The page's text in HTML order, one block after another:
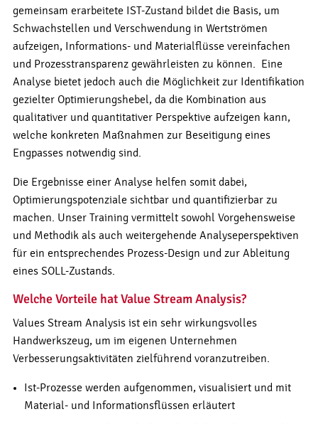
gemeinsam erarbeitete IST-Zustand bildet die Basis, um
Schwachstellen und Verschwendung in Wertströmen
aufzeigen, Informations- und Materialflüsse vereinfachen
und Prozesstransparenz gewährleisten zu können. Eine
Analyse bietet jedoch auch die Möglichkeit zur Identifikation
gezielter Optimierungshebel, da die Kombination aus
qualitativer und quantitativer Perspektive aufzeigen kann,
welche konkreten Maßnahmen zur Beseitigung eines
Engpasses notwendig sind.
Die Ergebnisse einer Analyse helfen somit dabei,
Optimierungspotenziale sichtbar und quantifizierbar zu
machen. Unser Training vermittelt sowohl Vorgehensweise
und Methodik als auch weitergehende Analyseperspektiven
für ein entsprechendes Prozess-Design und zur Ableitung
eines SOLL-Zustands.
Welche Vorteile hat Value Stream Analysis?
Values Stream Analysis ist ein sehr wirkungsvolles
Handwerkszeug, um im eigenen Unternehmen
Verbesserungsaktivitäten zielführend voranzutreiben.
Ist-Prozesse werden aufgenommen, visualisiert und mit
Material- und Informationsflüssen erläutert